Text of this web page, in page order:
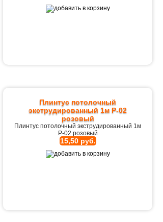
Плинтус потолочный
экструдированный 1м Р-02
розовый
Плинтус потолочный экструдированный 1м
Р-02 розовый
15,50 руб.